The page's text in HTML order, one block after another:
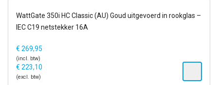
6-13 dagen
WattGate 350i HC Classic (AU) Goud uitgevoerd in rookglas –
IEC C19 netstekker 16A
€ 269,95
(incl. btw)
€ 223,10
(excl. btw)